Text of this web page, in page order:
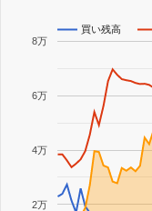
買い残高
2万
4万
6万
8万